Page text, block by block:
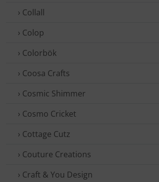
› Collall
› Colop
› Colorbök
› Coosa Crafts
› Cosmic Shimmer
› Cosmo Cricket
› Cottage Cutz
› Couture Creations
› Craft & You Design